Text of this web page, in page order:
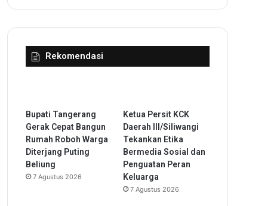
Rekomendasi
Bupati Tangerang
Gerak Cepat Bangun
Rumah Roboh Warga
Diterjang Puting
Beliung
7 Agustus 2026
Ketua Persit KCK
Daerah III/Siliwangi
Tekankan Etika
Bermedia Sosial dan
Penguatan Peran
Keluarga
7 Agustus 2026